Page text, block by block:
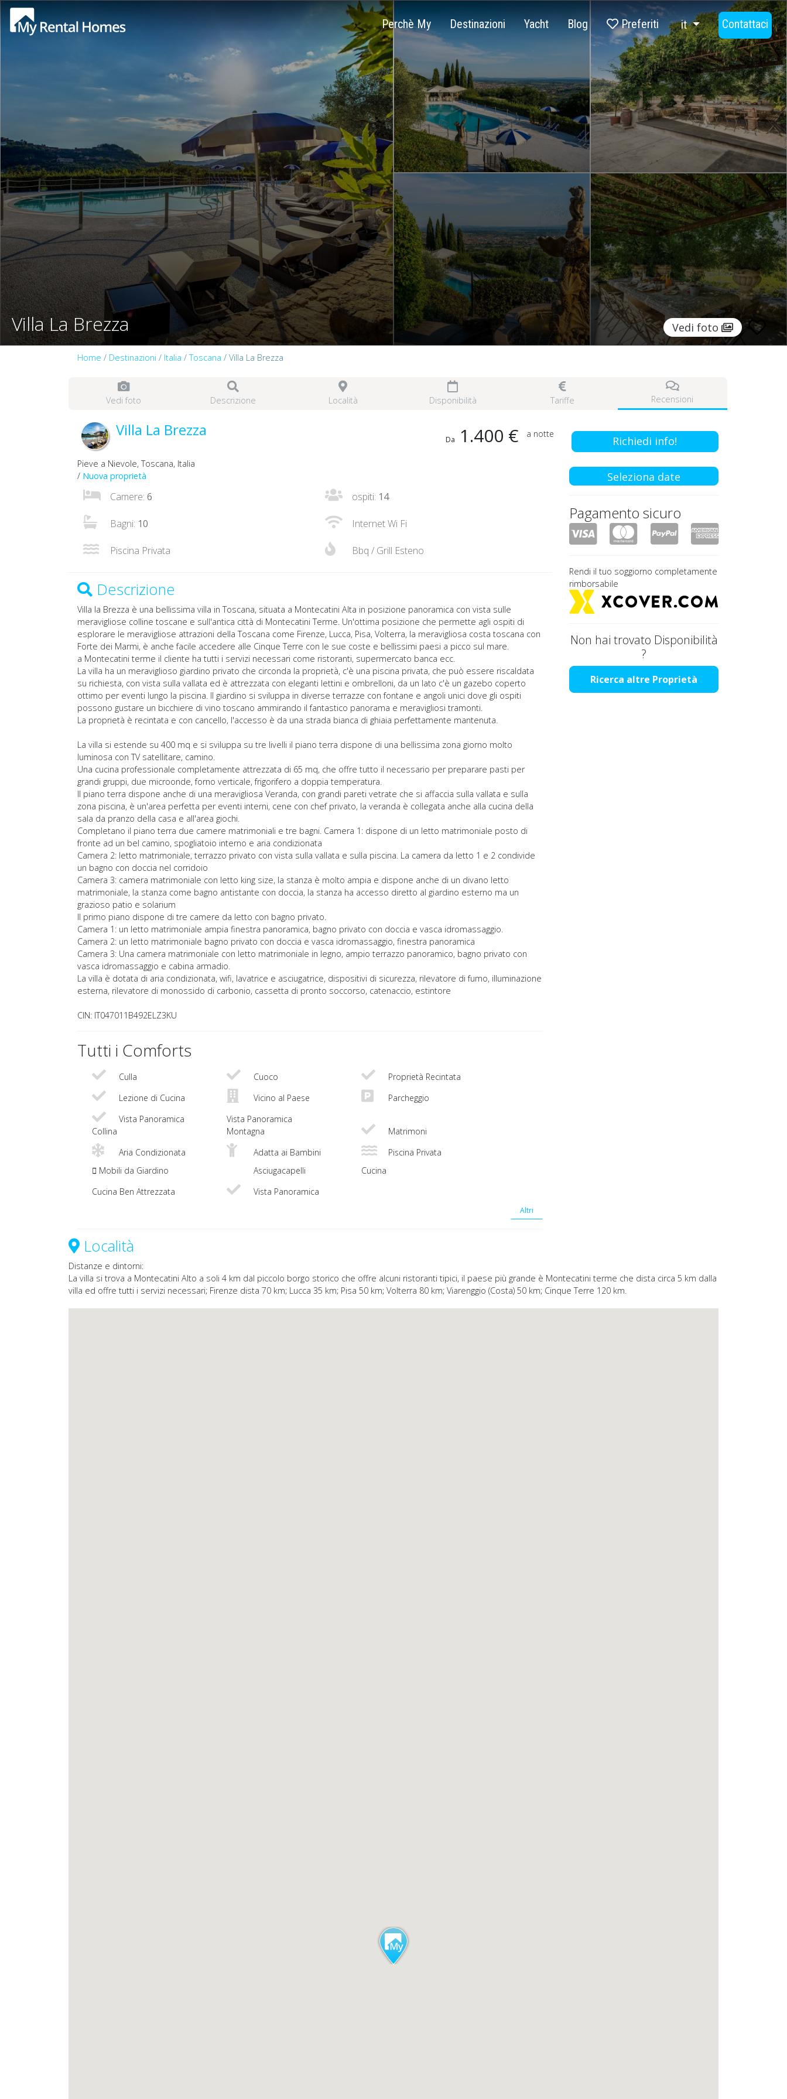
Perchè My Destinazioni Yacht Blog Preferiti it Contattaci
Villa La Brezza Vedi foto
Home / Destinazioni / Italia /Toscana / Villa La Brezza
Vedi foto Descrizione Località Disponibilità Tariffe Recensioni
Villa La Brezza
Da 1.400 € a notte
Richiedi info!
Pieve a Nievole, Toscana, Italia
/ Nuova proprietà
Camere: 6 ospiti: 14
Bagni: 10 Internet Wi Fi
Piscina Privata Bbq / Grill Esteno
Descrizione
Villa la Brezza è una bellissima villa in Toscana, situata a Montecatini Alta in posizione panoramica con vista sulle
meravigliose colline toscane e sull'antica città di Montecatini Terme. Un'ottima posizione che permette agli ospiti di
esplorare le meravigliose attrazioni della Toscana come Firenze, Lucca, Pisa, Volterra, la meravigliosa costa toscana con
Forte dei Marmi, è anche facile accedere alle Cinque Terre con le sue coste e bellissimi paesi a picco sul mare.
a Montecatini terme il cliente ha tutti i servizi necessari come ristoranti, supermercato banca ecc.
La villa ha un meraviglioso giardino privato che circonda la proprietà, c'è una piscina privata, che può essere riscaldata
su richiesta, con vista sulla vallata ed è attrezzata con eleganti lettini e ombrelloni, da un lato c'è un gazebo coperto
ottimo per eventi lungo la piscina. Il giardino si sviluppa in diverse terrazze con fontane e angoli unici dove gli ospiti
possono gustare un bicchiere di vino toscano ammirando il fantastico panorama e meravigliosi tramonti.
La proprietà è recintata e con cancello, l'accesso è da una strada bianca di ghiaia perfettamente mantenuta.
La villa si estende su 400 mq e si sviluppa su tre livelli il piano terra dispone di una bellissima zona giorno molto
luminosa con TV satellitare, camino.
Una cucina professionale completamente attrezzata di 65 mq, che offre tutto il necessario per preparare pasti per
grandi gruppi, due microonde, forno verticale, frigorifero a doppia temperatura.
Il piano terra dispone anche di una meravigliosa Veranda, con grandi pareti vetrate che si affaccia sulla vallata e sulla
zona piscina, è un'area perfetta per eventi interni, cene con chef privato, la veranda è collegata anche alla cucina della
sala da pranzo della casa e all'area giochi.
Completano il piano terra due camere matrimoniali e tre bagni. Camera 1: dispone di un letto matrimoniale posto di
fronte ad un bel camino, spogliatoio interno e aria condizionata
Camera 2: letto matrimoniale, terrazzo privato con vista sulla vallata e sulla piscina. La camera da letto 1 e 2 condivide
un bagno con doccia nel corridoio
Camera 3: camera matrimoniale con letto king size, la stanza è molto ampia e dispone anche di un divano letto
matrimoniale, la stanza come bagno antistante con doccia, la stanza ha accesso diretto al giardino esterno ma un
grazioso patio e solarium
Il primo piano dispone di tre camere da letto con bagno privato.
Camera 1: un letto matrimoniale ampia finestra panoramica, bagno privato con doccia e vasca idromassaggio.
Camera 2: un letto matrimoniale bagno privato con doccia e vasca idromassaggio, finestra panoramica
Camera 3: Una camera matrimoniale con letto matrimoniale in legno, ampio terrazzo panoramico, bagno privato con
vasca idromassaggio e cabina armadio.
La villa è dotata di aria condizionata, wifi, lavatrice e asciugatrice, dispositivi di sicurezza, rilevatore di fumo, illuminazione
esterna, rilevatore di monossido di carbonio, cassetta di pronto soccorso, catenaccio, estintore
CIN: IT047011B492ELZ3KU
Tutti i Comforts
Culla Cuoco
Proprietà Recintata
Lezione di Cucina
Vicino al Paese
Parcheggio
Vista Panoramica
Collina
Vista Panoramica
Montagna
Matrimoni
Aria Condizionata
Adatta ai Bambini
Piscina Privata
Mobili da Giardino
Asciugacapelli
Cucina
Cucina Ben Attrezzata
Vista Panoramica
Altri
Seleziona date
Pagamento sicuro
Rendi il tuo soggiorno completamente
rimborsabile
Non hai trovato Disponibilità
?
Ricerca altre Proprietà
Località
Distanze e dintorni:
La villa si trova a Montecatini Alto a soli 4 km dal piccolo borgo storico che offre alcuni ristoranti tipici, il paese più grande è Montecatini terme che dista circa 5 km dalla
villa ed offre tutti i servizi necessari; Firenze dista 70 km; Lucca 35 km; Pisa 50 km; Volterra 80 km; Viarenggio (Costa) 50 km; Cinque Terre 120 km.